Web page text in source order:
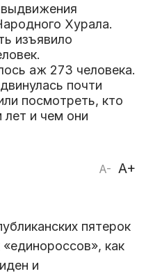
Хурала.
изъявило
аж 273 человека.
почти
посмотреть, кто
лет и чем они
A- A+
пятерок
как
и